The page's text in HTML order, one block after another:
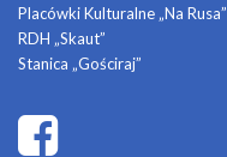
Placówki Kulturalne „Na Rusa”
RDH „Skaut”
Stanica „Gościraj”